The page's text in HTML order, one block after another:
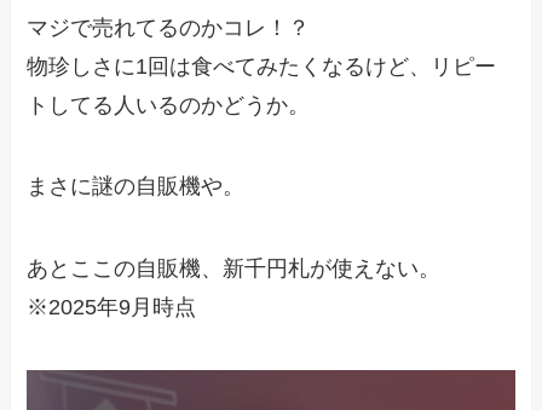
マジで売れてるのかコレ！？
物珍しさに1回は食べてみたくなるけど、リピー
トしてる人いるのかどうか。
まさに謎の自販機や。
あとここの自販機、新千円札が使えない。
※2025年9月時点